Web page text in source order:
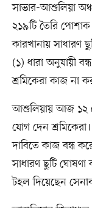
সাভার-আশুলিয়া
২১৯টি তৈরি
কারখানায়
(১) ধারা অনুযায়ী
শ্রমিকেরা কাজ না
আশুলিয়ায় আজ ১২
যোগ দেন
দাবিতে কাজ বন্ধ
সাধারণ ছুটি ঘোষণা
টহল দিয়েছেন